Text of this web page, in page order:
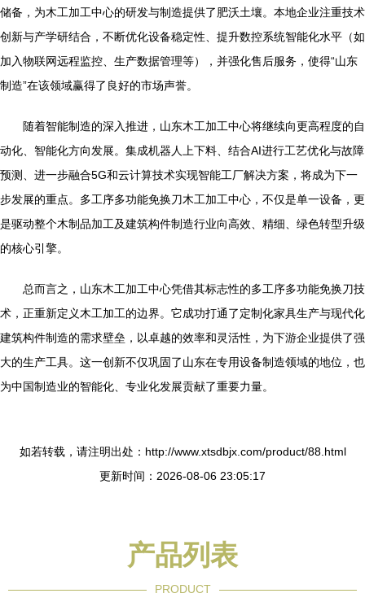
储备，为木工加工中心的研发与制造提供了肥沃土壤。本地企业注重技术
创新与产学研结合，不断优化设备稳定性、提升数控系统智能化水平（如
加入物联网远程监控、生产数据管理等），并强化售后服务，使得“山东
制造”在该领域赢得了良好的市场声誉。
随着智能制造的深入推进，山东木工加工中心将继续向更高程度的自
动化、智能化方向发展。集成机器人上下料、结合AI进行工艺优化与故障
预测、进一步融合5G和云计算技术实现智能工厂解决方案，将成为下一
步发展的重点。多工序多功能免换刀木工加工中心，不仅是单一设备，更
是驱动整个木制品加工及建筑构件制造行业向高效、精细、绿色转型升级
的核心引擎。
总而言之，山东木工加工中心凭借其标志性的多工序多功能免换刀技
术，正重新定义木工加工的边界。它成功打通了定制化家具生产与现代化
建筑构件制造的需求壁垒，以卓越的效率和灵活性，为下游企业提供了强
大的生产工具。这一创新不仅巩固了山东在专用设备制造领域的地位，也
为中国制造业的智能化、专业化发展贡献了重要力量。
如若转载，请注明出处：http://www.xtsdbjx.com/product/88.html
更新时间：2026-08-06 23:05:17
产品列表
PRODUCT